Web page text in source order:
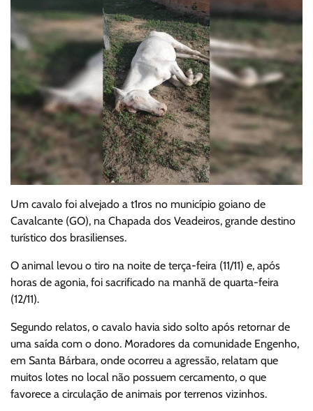
Um cavalo foi alvejado a t1ros no município goiano de
Cavalcante (GO), na Chapada dos Veadeiros, grande destino
turístico dos brasilienses.
O animal levou o tiro na noite de terça-feira (11/11) e, após
horas de agonia, foi sacrificado na manhã de quarta-feira
(12/11).
Segundo relatos, o cavalo havia sido solto após retornar de
uma saída com o dono. Moradores da comunidade Engenho,
em Santa Bárbara, onde ocorreu a agressão, relatam que
muitos lotes no local não possuem cercamento, o que
favorece a circulação de animais por terrenos vizinhos.